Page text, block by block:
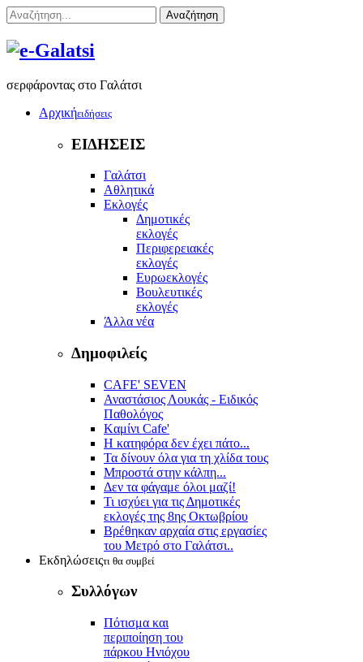
Αναζήτηση
σερφάροντας στο Γαλάτσι
Αρχικήειδήσεις
ΕΙΔΗΣΕΙΣ
Γαλάτσι
Αθλητικά
Εκλογές
Δημοτικές
εκλογές
Περιφερειακές
εκλογές
Ευρωεκλογές
Βουλευτικές
εκλογές
Άλλα νέα
Δημοφιλείς
CAFE' SEVEN
Αναστάσιος Λουκάς - Ειδικός
Παθολόγος
Kαμίνι Cafe'
Η κατηφόρα δεν έχει πάτο...
Τα δίνουν όλα για τη χλίδα τους
Μπροστά στην κάλπη...
Δεν τα φάγαμε όλοι μαζί!
Τι ισχύει για τις Δημοτικές
εκλογές της 8ης Οκτωβρίου
Βρέθηκαν αρχαία στις εργασίες
του Μετρό στο Γαλάτσι..
Εκδηλώσειςτι θα συμβεί
Συλλόγων
Πότισμα και
περιποίηση του
πάρκου Ηνιόχου